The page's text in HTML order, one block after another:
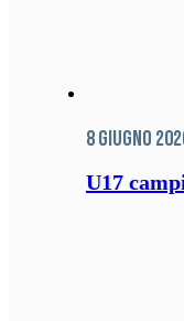
8 Giugno
U17